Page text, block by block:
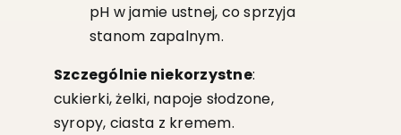
pH w jamie ustnej, co sprzyja
stanom zapalnym.
Szczególnie niekorzystne:
cukierki, żelki, napoje słodzone,
syropy, ciasta z kremem.